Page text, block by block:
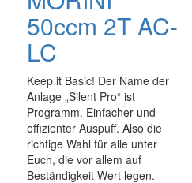
50ccm 2T AC-
LC
Keep it Basic! Der Name der
Anlage „Silent Pro“ ist
Programm. Einfacher und
effizienter Auspuff. Also die
richtige Wahl für alle unter
Euch, die vor allem auf
Beständigkeit Wert legen.